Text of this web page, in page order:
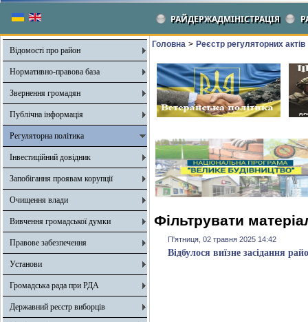
РАЙДЕРЖАДМІНІСТРАЦІЯ
Відомості про район
Нормативно-правова база
Звернення громадян
Публічна інформація
Регуляторна політика
Інвестиційний довідник
Запобігання проявам корупції
Очищення влади
Вивчення громадської думки
Правове забезпечення
Установи
Громадська рада при РДА
Державний реєстр виборців
Головна > Реєстр регуляторних актів
Фільтрувати
П'ятниця, 02 травня 2025 14:42
Відбулося виїзне засідання